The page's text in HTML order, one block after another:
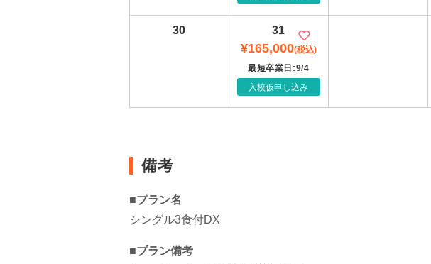
30 31
¥165,000(税込)
最短卒業日:9/4
入校仮申し込み
備考
■プラン名
シングル3食付DX
■プラン備考